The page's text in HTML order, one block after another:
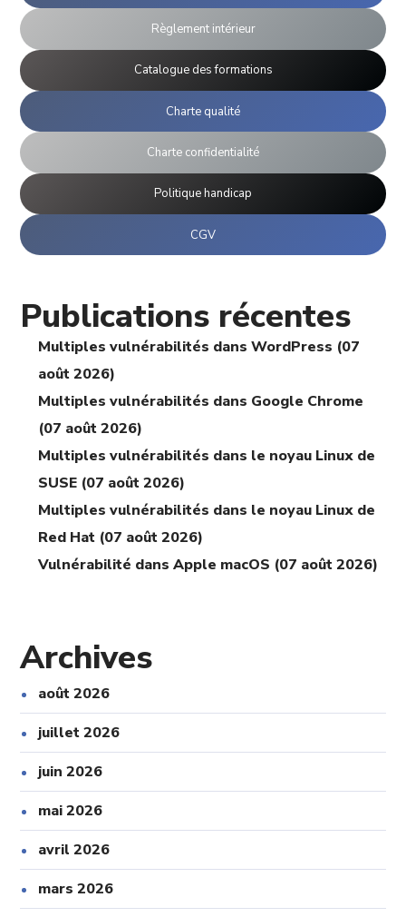
Règlement intérieur
Catalogue des formations
Charte qualité
Charte confidentialité
Politique handicap
CGV
Publications récentes
Multiples vulnérabilités dans WordPress (07
août 2026)
Multiples vulnérabilités dans Google Chrome
(07 août 2026)
Multiples vulnérabilités dans le noyau Linux de
SUSE (07 août 2026)
Multiples vulnérabilités dans le noyau Linux de
Red Hat (07 août 2026)
Vulnérabilité dans Apple macOS (07 août 2026)
Archives
août 2026
juillet 2026
juin 2026
mai 2026
avril 2026
mars 2026